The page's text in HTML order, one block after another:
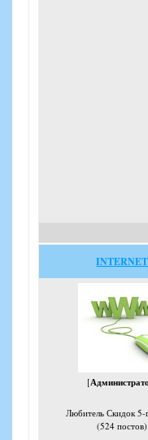
INTERNET
[
Любитель Скидок 5-
(524 постов)